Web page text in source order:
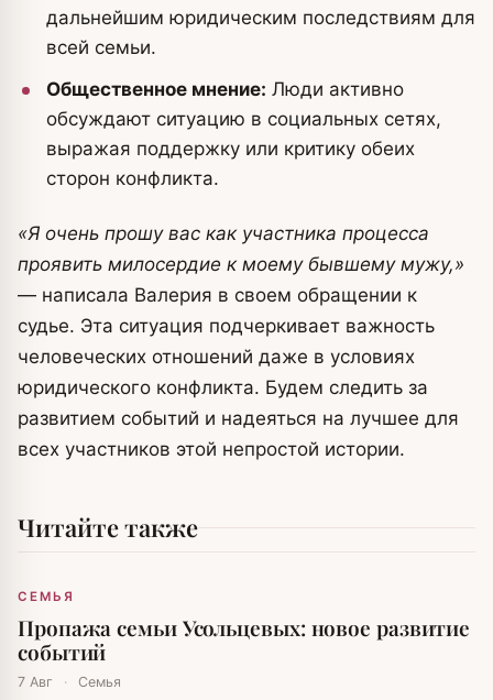
дальнейшим юридическим последствиям для
всей семьи.
Общественное мнение: Люди активно
обсуждают ситуацию в социальных сетях,
выражая поддержку или критику обеих
сторон конфликта.
«Я очень прошу вас как участника процесса
проявить милосердие к моему бывшему мужу,»
— написала Валерия в своем обращении к
судье. Эта ситуация подчеркивает важность
человеческих отношений даже в условиях
юридического конфликта. Будем следить за
развитием событий и надеяться на лучшее для
всех участников этой непростой истории.
Читайте также
СЕМЬЯ
Пропажа семьи Усольцевых: новое развитие
событий
7 Авг · Семья